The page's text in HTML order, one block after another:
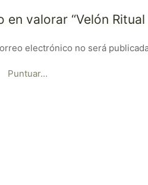
en valorar “Velón Ritual
electrónico no será